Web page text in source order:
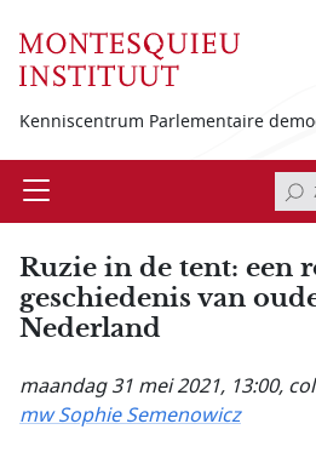
Kenniscentrum Parlementaire
Open
Ruzie in de tent: een
geschiedenis van
Nederland
maandag 31 mei 2021, 13:00,
mw Sophie Semenowicz